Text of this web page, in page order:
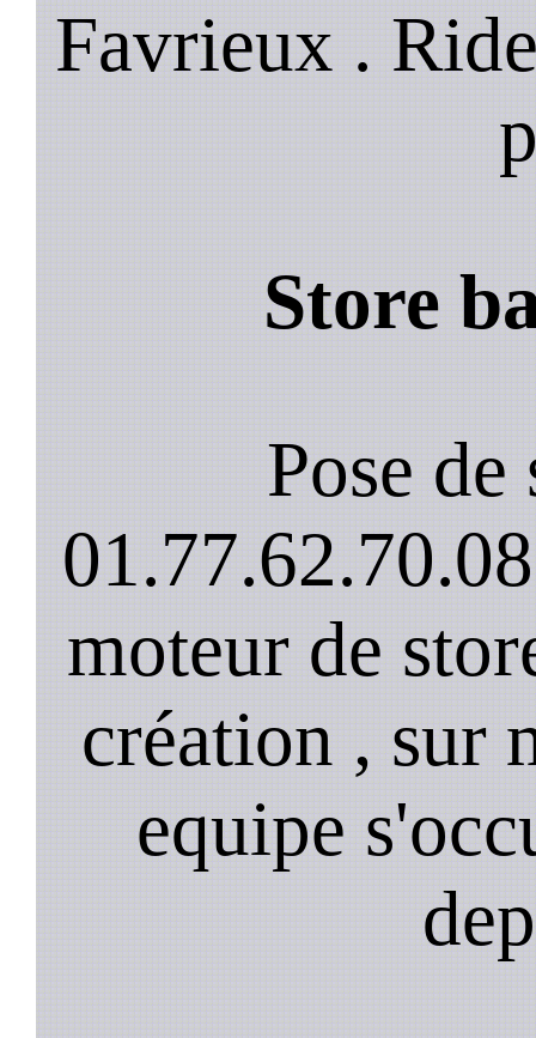
Favrieux .
Store
Pose de
moteur de
création , sur
equipe